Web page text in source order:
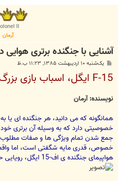
II
آرمان
آشنایی با جنگنده برتری هوایی
پ
ت
یک‌شنبه ۱۰ اردیبهشت ۱۳۸۵, ۱۱:۲۳ ب.ظ
F-15 ایگل، اسباب بازی بزرگ برای بچه خلبانان بزرگ!
نویسنده: آرمان
همانگونه که می دانید، هر جنگنده ای یا
خصوصیتی دارد که به وسیله آن برتری خود
جمع شدن تمام ویژگی ها و صفات مطلوب
خصوص، قدری مایه شگفتی است، اما
هواپیمای جنگنده ی اف-15 ایگل، رویایی حقیقی است.